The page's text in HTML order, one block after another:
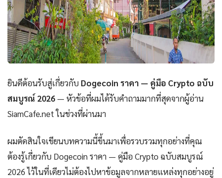
ยินดีต้อนรับสู่เกี่ยวกับ Dogecoin ราคา — คู่มือ Crypto ฉบับ
สมบูรณ์ 2026 — หัวข้อที่ผมได้รับคำถามมากที่สุดจากผู้อ่าน
SiamCafe.net ในช่วงที่ผ่านมา
ผมตัดสินใจเขียนบทความนี้ขึ้นมาเพื่อรวบรวมทุกอย่างที่คุณ
ต้องรู้เกี่ยวกับ Dogecoin ราคา — คู่มือ Crypto ฉบับสมบูรณ์
2026 ไว้ในที่เดียวไม่ต้องไปหาข้อมูลจากหลายแหล่งทุกอย่างอยู่